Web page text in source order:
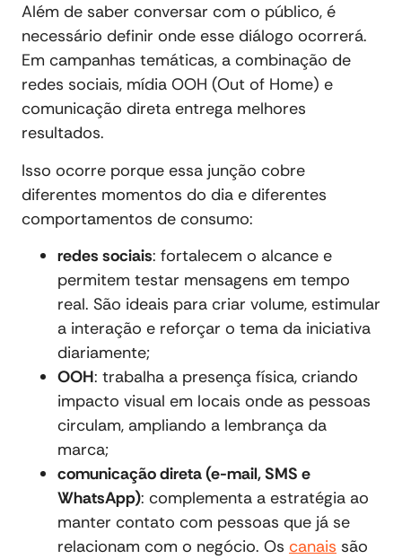
Além de saber conversar com o público, é
necessário definir onde esse diálogo ocorrerá.
Em campanhas temáticas, a combinação de
redes sociais, mídia OOH (Out of Home) e
comunicação direta entrega melhores
resultados.
Isso ocorre porque essa junção cobre
diferentes momentos do dia e diferentes
comportamentos de consumo:
redes sociais: fortalecem o alcance e
permitem testar mensagens em tempo
real. São ideais para criar volume, estimular
a interação e reforçar o tema da iniciativa
diariamente;
OOH: trabalha a presença física, criando
impacto visual em locais onde as pessoas
circulam, ampliando a lembrança da
marca;
comunicação direta (e-mail, SMS e
WhatsApp): complementa a estratégia ao
manter contato com pessoas que já se
relacionam com o negócio. Os canais são